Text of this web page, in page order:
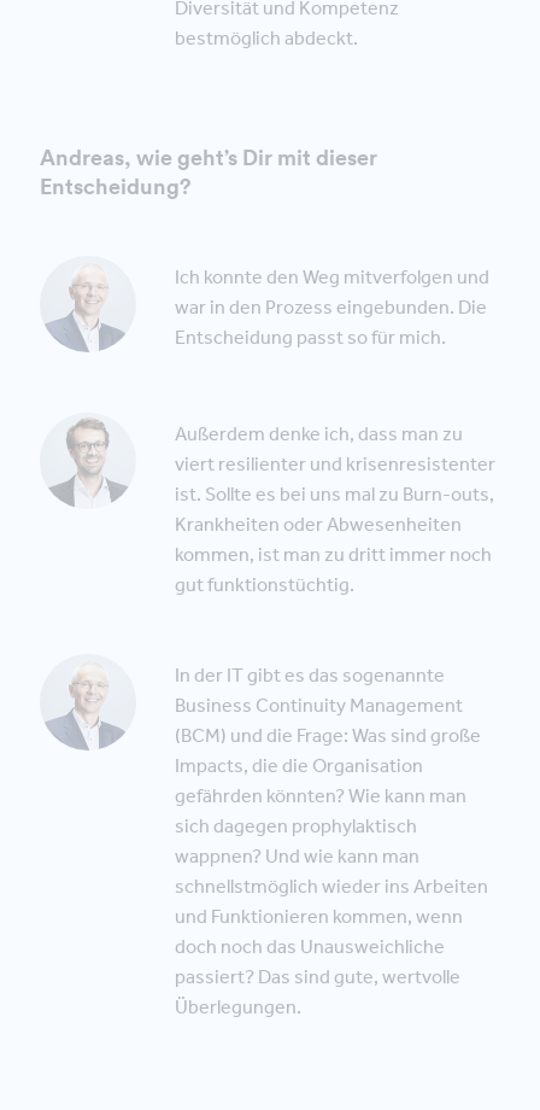
Diversität und Kompetenz
bestmöglich abdeckt.
Andreas, wie geht’s Dir mit dieser
Entscheidung?
Ich konnte den Weg mitverfolgen und
war in den Prozess eingebunden. Die
Entscheidung passt so für mich.
Außerdem denke ich, dass man zu
viert resilienter und krisenresistenter
ist. Sollte es bei uns mal zu Burn-outs,
Krankheiten oder Abwesenheiten
kommen, ist man zu dritt immer noch
gut funktionstüchtig.
In der IT gibt es das sogenannte
Business Continuity Management
(BCM) und die Frage: Was sind große
Impacts, die die Organisation
gefährden könnten? Wie kann man
sich dagegen prophylaktisch
wappnen? Und wie kann man
schnellstmöglich wieder ins Arbeiten
und Funktionieren kommen, wenn
doch noch das Unausweichliche
passiert? Das sind gute, wertvolle
Überlegungen.